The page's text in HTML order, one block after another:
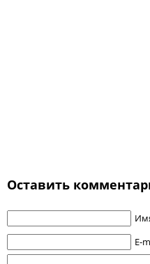
Оставить
E-